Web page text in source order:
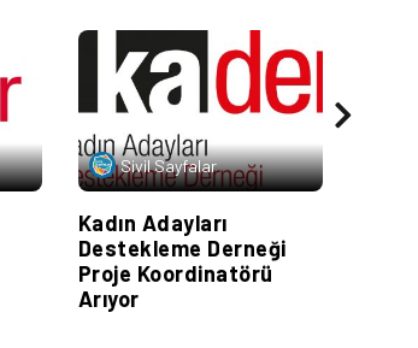
Sivil Sayfalar
Kadın Adayları
Destekleme Derneği
Proje Koordinatörü
Arıyor